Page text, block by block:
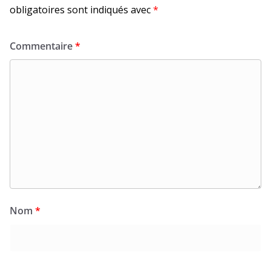
obligatoires sont indiqués avec*
Commentaire*
Nom *